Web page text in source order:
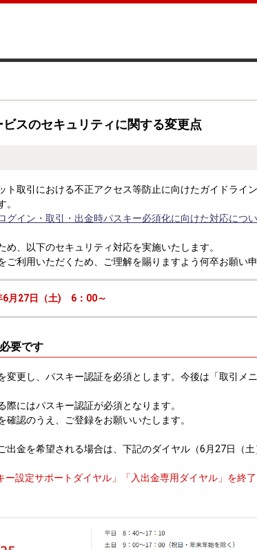
ビスのセキュリティに関する変更点
ト取引における不正アクセス等防止に向けたガイドライ
グイン・取引・出金時パスキー必須化に向けた対応につ
、以下のセキュリティ対応を実施いたします。
利用いただくため、ご理解を賜りますよう何卒お願い申
6月27日（土) 6：00～
要です
変更し、パスキー認証を必須とします。今後は「取引メ
にはパスキー認証が必須となります。
確認のうえ、ご登録をお願いいたします。
出金を希望される場合は、下記のダイヤル（6月27日（
設定サポートダイヤル」「入出金専用ダイヤル」を終了